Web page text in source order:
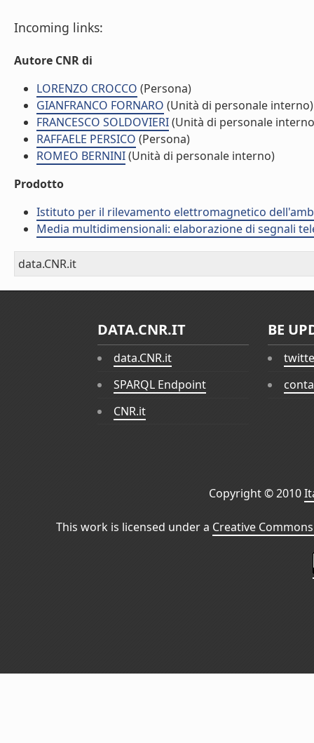
Incoming links:
Autore CNR di
LORENZO CROCCO (Persona)
GIANFRANCO FORNARO (Unità di personale interno)
FRANCESCO SOLDOVIERI(Unità di personale
RAFFAELE PERSICO (Persona)
ROMEO BERNINI(Unità di personale interno)
Prodotto
Istituto per il rilevamento elettromagnetico
Media multidimensionali: elaborazione di segnali
data.CNR.it
DATA.CNR.IT
data.CNR.it
SPARQL Endpoint
CNR.it
BE
Copyright © 2010
This work is licensed under a Creative